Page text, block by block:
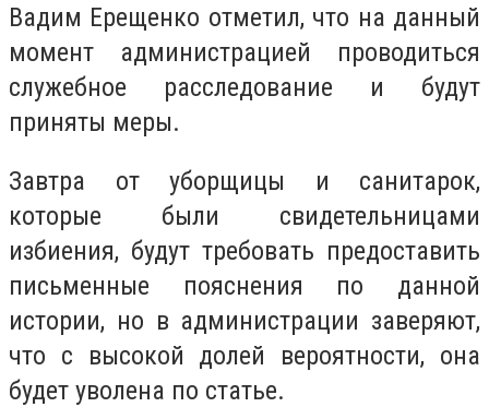
Вадим Ерещенко отметил, что на данный
момент администрацией проводиться
служебное расследование и будут
приняты меры.
Завтра от уборщицы и санитарок,
которые были свидетельницами
избиения, будут требовать предоставить
письменные пояснения по данной
истории, но в администрации заверяют,
что с высокой долей вероятности, она
будет уволена по статье.